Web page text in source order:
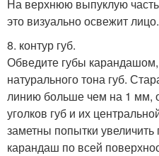
На верхнюю выпуклую
это визуально освежит лицо.
8. контур губ.
Обведите губы
натурального тона губ.
линию больше чем на 1 мм,
уголков губ и их
заметны попытки
карандаш по всей